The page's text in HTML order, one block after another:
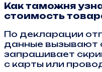
Как таможня
стоимость
По декларации
данные вызывают
запрашивает
с карты или